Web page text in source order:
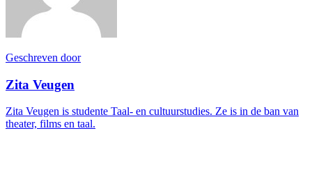
Geschreven door
Zita Veugen
Zita Veugen is studente Taal- en cultuurstudies. Ze is in de ban van
theater, films en taal.